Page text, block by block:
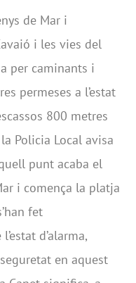
de Mar i
i les vies del
per caminants i
permeses a l’estat
800 metres
Policia Local avisa
punt acaba el
i comença la platja
fet
d’alarma,
en aquest